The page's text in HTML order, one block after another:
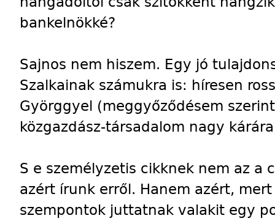
bankelnökké?
Sajnos nem hiszem. Egy jó
Szalkainak számukra is: híresen
Györggyel (meggyőződésem
közgazdász-társadalom nagy
S e személyzetis cikknek nem az a
azért írunk erről. Hanem azért,
szempontok juttatnak valakit egy